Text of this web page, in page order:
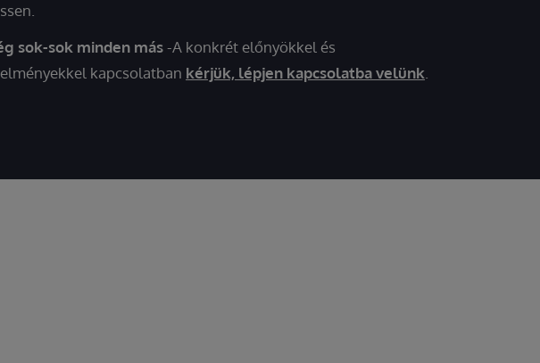
sok-sok minden más-A konkrét előnyökkel és
kapcsolatban kérjük, lépjen kapcsolatba velünk